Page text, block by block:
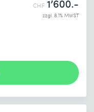
CHF 1’600.-
zzgl. 8.1% MWST